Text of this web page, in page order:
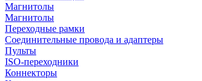
Магнитолы
Магнитолы
Переходные рамки
Соединительные провода и адаптеры
Пульты
ISO-переходники
Коннекторы